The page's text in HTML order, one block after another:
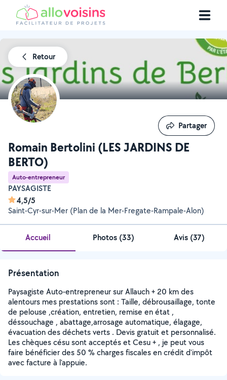
Retour
Romain Bertolini (LES JARDINS DE
BERTO)
Auto-entrepreneur
PAYSAGISTE
4,5/5
Saint-Cyr-sur-Mer (Plan de la Mer-Fregate-Rampale-Alon)
Partager
Partager
Accueil Photos (33) Avis (37)
Présentation
Paysagiste Auto-entrepreneur sur Allauch + 20 km des
alentours mes prestations sont : Taille, débrousaillage, tonte
de pelouse ,création, entretien, remise en état ,
déssouchage , abattage,arrosage automatique, élagage,
évacuation des déchets verts . Devis gratuit et personnalisé.
Les chèques césu sont acceptés et Cesu + , je peut vous
faire bénéficier des 50 % charges fiscales en crédit d'impôt
avec facture à l'appuie.